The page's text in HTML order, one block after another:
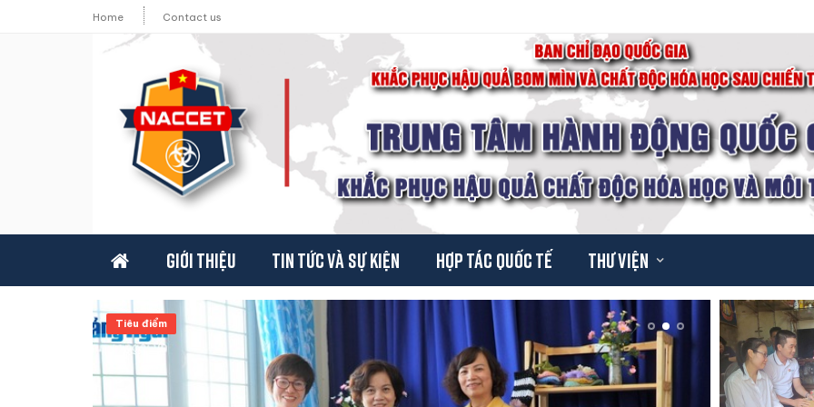
Home Contact us
Giới thiệu Tin tức và sự kiện Hợp tác quốc tế Thư viện
Tiêu điểm